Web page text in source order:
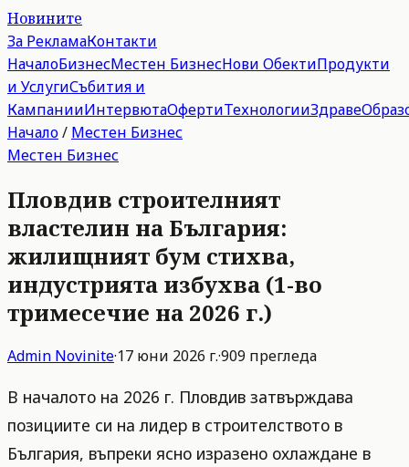
Новините
За РекламаКонтакти
НачалоБизнесМестен БизнесНови ОбектиПродукти
и УслугиСъбития и
КампанииИнтервютаОфертиТехнологииЗдраве
Начало/ Местен Бизнес
Местен Бизнес
Пловдив строителният
властелин на България:
жилищният бум стихва,
индустрията избухва (1-во
тримесечие на 2026 г.)
Admin Novinite·17 юни 2026 г.·909 прегледа
В началото на 2026 г. Пловдив затвърждава
позициите си на лидер в строителството в
България, въпреки ясно изразено охлаждане в